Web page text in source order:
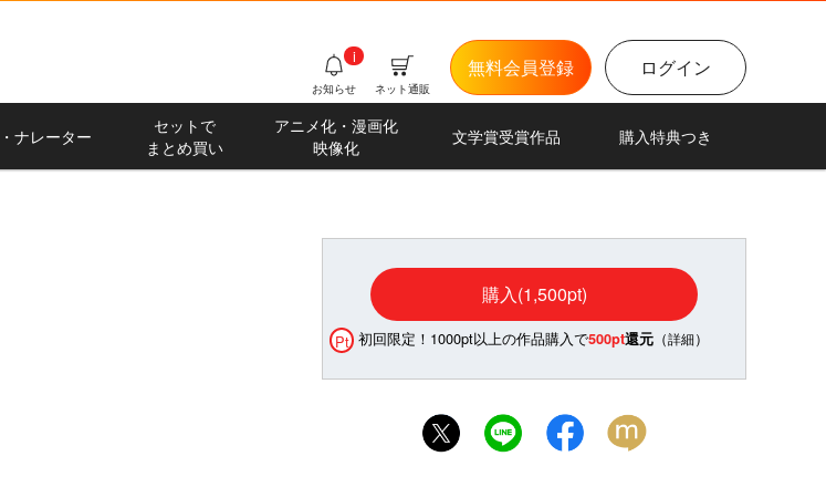
ログイン
無料会員登録
ネット通販
お知らせ
i
ナレーター
セットで
まとめ買い
アニメ化・漫画化
映像化
文学賞受賞作品 購入特典つき
購入(1,500pt)
Pt 初回限定！1000pt以上の作品購入で500pt還元（詳細）